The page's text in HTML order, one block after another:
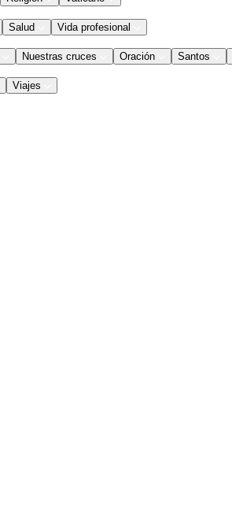
Salud Vida profesional
Nuestras cruces Oración Santos
Viajes